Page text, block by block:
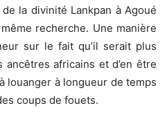
la divinité Lankpan à Agoué
recherche. Une manière
sur le fait qu’il serait plus
africains et d’en être
louanger à longueur de temps
coups de fouets.